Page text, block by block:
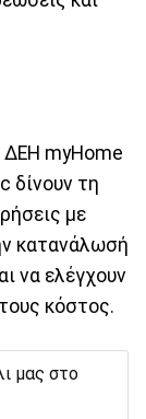
ΔΕΗ myHome
δίνουν τη
με
κατανάλωσή
να ελέγχουν
κόστος.
μας στο